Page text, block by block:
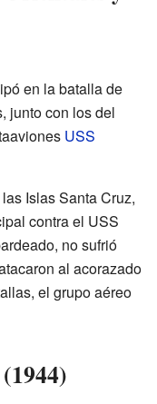
en la batalla de
junto con los del
USS
Islas Santa Cruz,
contra el USS
no sufrió
al acorazado
el grupo aéreo